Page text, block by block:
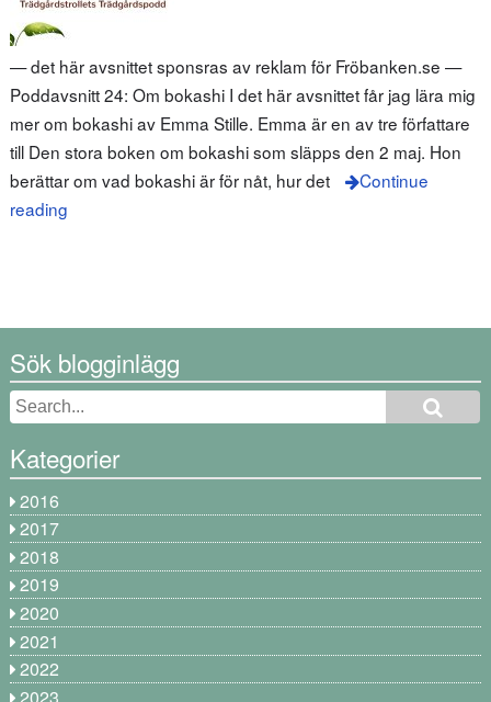
— det här avsnittet sponsras av reklam för Fröbanken.se —
Poddavsnitt 24: Om bokashi I det här avsnittet får jag lära mig
mer om bokashi av Emma Stille. Emma är en av tre författare
till Den stora boken om bokashi som släpps den 2 maj. Hon
berättar om vad bokashi är för nåt, hur det
Continue
reading
Sök blogginlägg
Kategorier
2016
2017
2018
2019
2020
2021
2022